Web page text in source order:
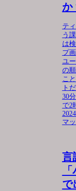
か
テ
う
は
プ
ユ
の
こ
ト
30
で2
マ
言
で